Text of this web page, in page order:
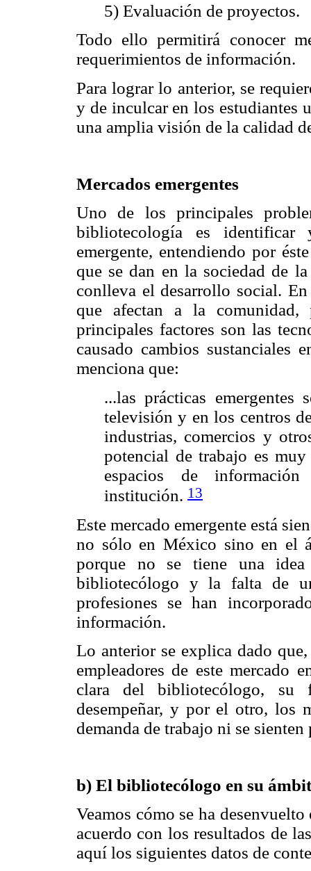
5) Evaluación de proyectos.
Todo ello permitirá conocer
requerimientos de información.
Para lograr lo anterior, se
y de inculcar en los estudiantes
una amplia visión de la calidad
Mercados emergentes
Uno de los principales
bibliotecología es identificar
emergente, entendiendo por
que se dan en la sociedad de
conlleva el desarrollo social.
que afectan a la comunidad,
principales factores son las
causado cambios sustanciales
menciona que:
...las prácticas emergentes
televisión y en los centros
industrias, comercios y
potencial de trabajo es
espacios de
institución. 13
Este mercado emergente está
no sólo en México sino en el
porque no se tiene una
bibliotecólogo y la falta de
profesiones se han
información.
Lo anterior se explica dado
empleadores de este mercado
clara del bibliotecólogo, su
desempeñar, y por el otro, los
demanda de trabajo ni se
b) El bibliotecólogo en su
Veamos cómo se ha
acuerdo con los resultados de
aquí los siguientes datos de